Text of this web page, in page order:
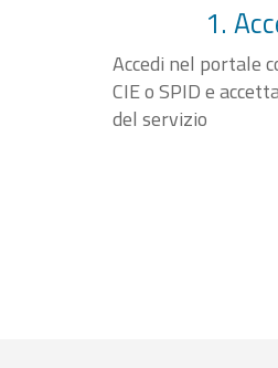
1.
Accedi nel portale
CIE o SPID e
del servizio